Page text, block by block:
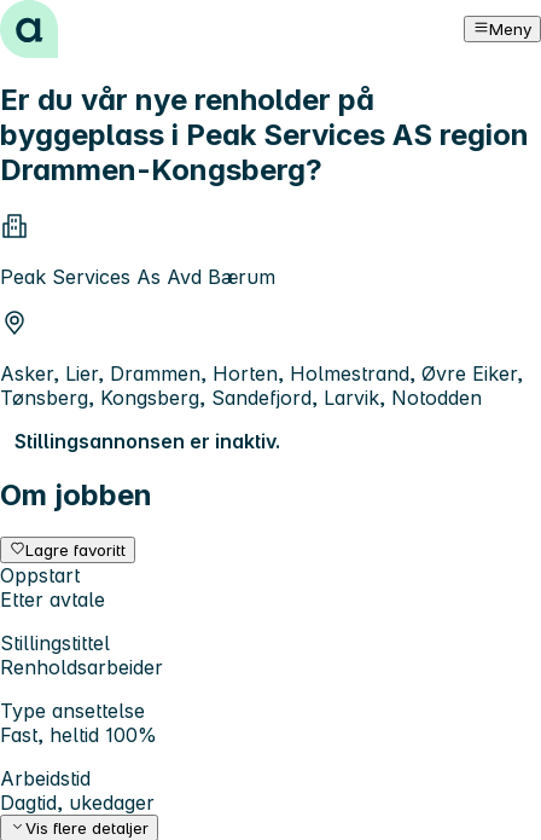
Hopp til innhold Meny
Er du vår nye renholder på
byggeplass i Peak Services AS region
Drammen-Kongsberg?
Peak Services As Avd Bærum
Asker, Lier, Drammen, Horten, Holmestrand, Øvre Eiker,
Tønsberg, Kongsberg, Sandefjord, Larvik, Notodden
Stillingsannonsen er inaktiv.
Om jobben
Lagre favoritt
Oppstart
Etter avtale
Stillingstittel
Renholdsarbeider
Type ansettelse
Fast, heltid 100%
Arbeidstid
Dagtid, ukedager
Vis flere detaljer